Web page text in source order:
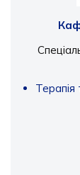
Терапія